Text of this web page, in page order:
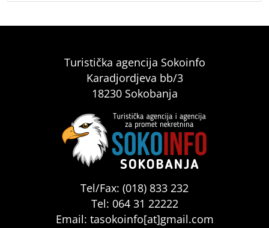
Turistička agencija Sokoinfo
Karadjordjeva bb/3
18230 Sokobanja
Tel/Fax: (018) 833 232
Tel: 064 31 22222
Email: tasokoinfo[at]gmail.com